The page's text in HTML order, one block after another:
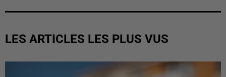
LES ARTICLES LES PLUS VUS